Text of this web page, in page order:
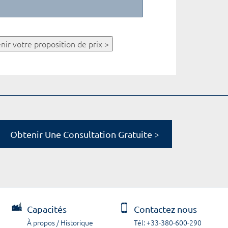
votre proposition de prix >
Obtenir Une Consultation Gratuite >
Capacités
À propos / Historique
Contactez nous
Tél: +33-380-600-290